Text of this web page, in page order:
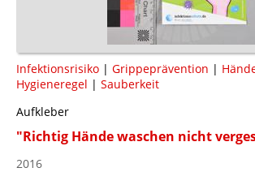
Infektionsrisiko | Grippeprävention |
Hygieneregel | Sauberkeit
Aufkleber
"Richtig Hände waschen nicht
2016